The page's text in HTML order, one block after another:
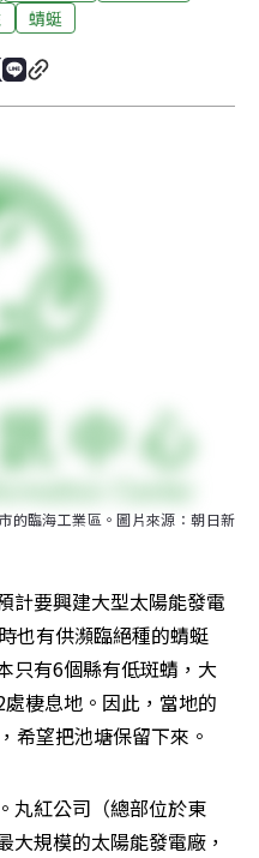
蜻蜓
的臨海工業區。圖片來源：朝日新
計要興建大型太陽能發電
也有供瀕臨絕種的蜻蜓
只有6個縣有低斑蜻，大
棲息地。因此，當地的
希望把池塘保留下來。
丸紅公司（總部位於東
大規模的太陽能發電廠，